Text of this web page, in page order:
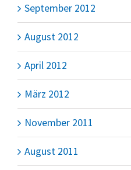
September 2012
August 2012
April 2012
März 2012
November 2011
August 2011